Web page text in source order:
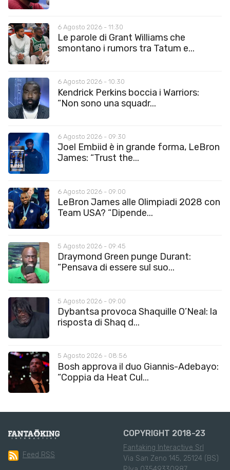
6 Agosto 2026 - 11:30
Le parole di Grant Williams che
smontano i rumors tra Tatum e...
6 Agosto 2026 - 10:30
Kendrick Perkins boccia i Warriors:
“Non sono una squadr...
6 Agosto 2026 - 09:30
Joel Embiid è in grande forma, LeBron
James: “Trust the...
6 Agosto 2026 - 09:00
LeBron James alle Olimpiadi 2028 con
Team USA? “Dipende...
5 Agosto 2026 - 09:45
Draymond Green punge Durant:
“Pensava di essere sul suo...
5 Agosto 2026 - 09:00
Dybantsa provoca Shaquille O’Neal: la
risposta di Shaq d...
5 Agosto 2026 - 08:56
Bosh approva il duo Giannis-Adebayo:
“Coppia da Heat Cul...
Feed RSS
COPYRIGHT 2018-23
Fantaking Interactive Srl
Via San Zeno 145, 25124 (BS)